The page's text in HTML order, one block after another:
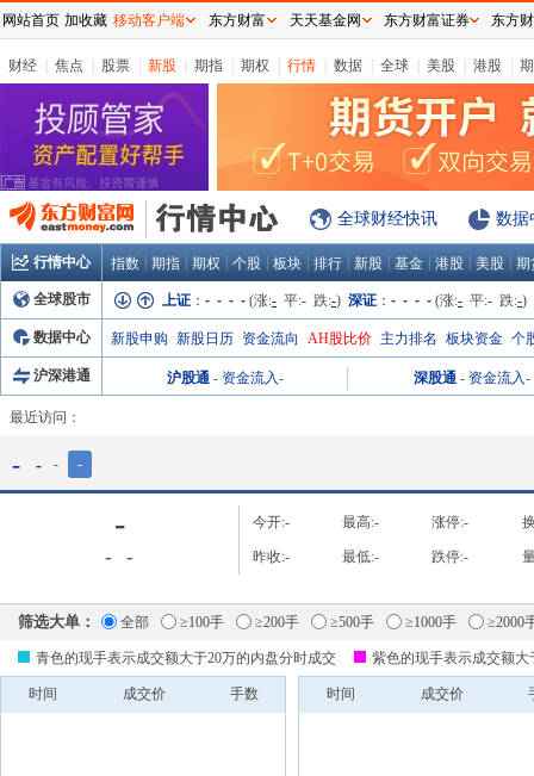
财经 焦点 股票 新股 期指 期权 行情 数据 全球 美股 港股
全球财经快讯 数据
行情中心 指数 期指 期权 个股 板块 排行 新股 基金 港股 美股 期
全球股市 上证 ： - - - - (涨:- 平:- 跌:-) 深证 ： - - - - (涨:- 平:- 跌:-)
数据中心 新股申购 新股日历 资金流向 AH股比价 主力排名 板块资金 个
沪深港通 沪股通 - 资金流入- 深股通 - 资金流入-
最近访问：
- - - -
-
- -
今开:- 最高:- 涨停:-
昨收:- 最低:- 跌停:-
筛选大单： 全部 ≥100手 ≥200手 ≥500手 ≥1000手 ≥2000
青色的现手表示成交额大于20万的内盘分时成交 紫色的现手表示成交额
时间 成交价 手数 时间 成交价
网站首页 加收藏 移动客户端 东方财富 天天基金网 东方财富证券 东方